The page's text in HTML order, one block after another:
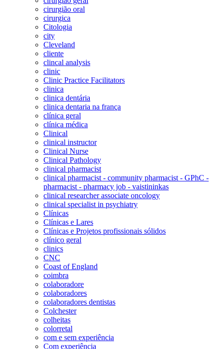
cirurgião oral
cirurgica
Citologia
city
Cleveland
cliente
clincal analysis
clinic
Clinic Practice Facilitators
clinica
clinica dentária
clinica dentaria na frança
clínica geral
clínica médica
Clinical
clinical instructor
Clinical Nurse
Clinical Pathology
clinical pharmacist
clinical pharmacist - community pharmacist - GPhC -
pharmacist - pharmacy job - vaistininkas
clinical researcher associate oncology
clinical specialist in psychiatry
Clínicas
Clínicas e Lares
Clínicas e Projetos profissionais sólidos
clínico geral
clinics
CNC
Coast of England
coimbra
colaboradore
colaboradores
colaboradores dentistas
Colchester
colheitas
colorretal
com e sem experiência
Com experiência